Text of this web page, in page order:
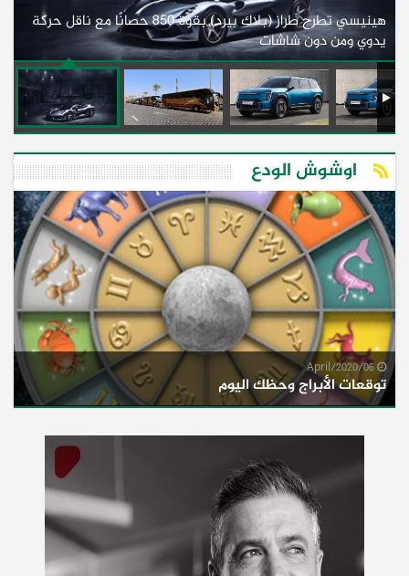
هينيسي تطرح طراز (بلاك بيرد) بقوة 850 حصانًا مع ناقل حركة
يدوي ومن دون شاشات
اوشوش الودع
توقعات الأبراج وحظك اليوم